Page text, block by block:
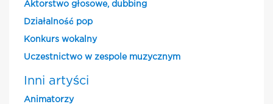
Aktorstwo głosowe, dubbing
Działalność pop
Konkurs wokalny
Uczestnictwo w zespole muzycznym
Inni artyści
Animatorzy